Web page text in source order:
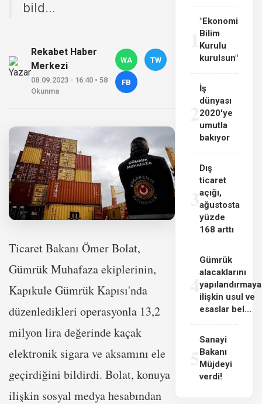
bild...
Rekabet Haber
Merkezi
08.09.2023 - 16:40 • 58
Okunma
WA TW
FB
Ticaret Bakanı Ömer Bolat,
Gümrük Muhafaza ekiplerinin,
Kapıkule Gümrük Kapısı'nda
düzenledikleri operasyonla 13,2
milyon lira değerinde kaçak
elektronik sigara ve aksamını ele
geçirdiğini bildirdi. Bolat, konuya
ilişkin sosyal medya hesabından
"Ekonomi
Bilim
Kurulu
kurulsun"
İş
dünyası
2020'ye
umutla
bakıyor
3
Dış
ticaret
açığı,
ağustosta
yüzde
168 arttı
4
Gümrük
alacaklarını
yapılandırmaya
ilişkin usul ve
esaslar bel...
Sanayi
Bakanı
Müjdeyi
verdi!